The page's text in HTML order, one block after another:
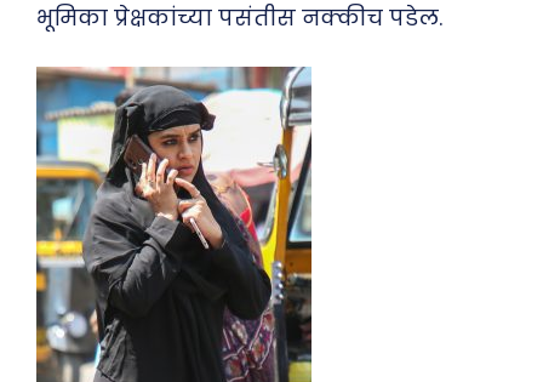
भूमिका प्रेक्षकांच्या पसंतीस नक्कीच पडेल.